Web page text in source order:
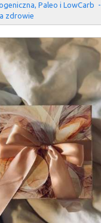
Paleo i LowCarb  -
zdrowie